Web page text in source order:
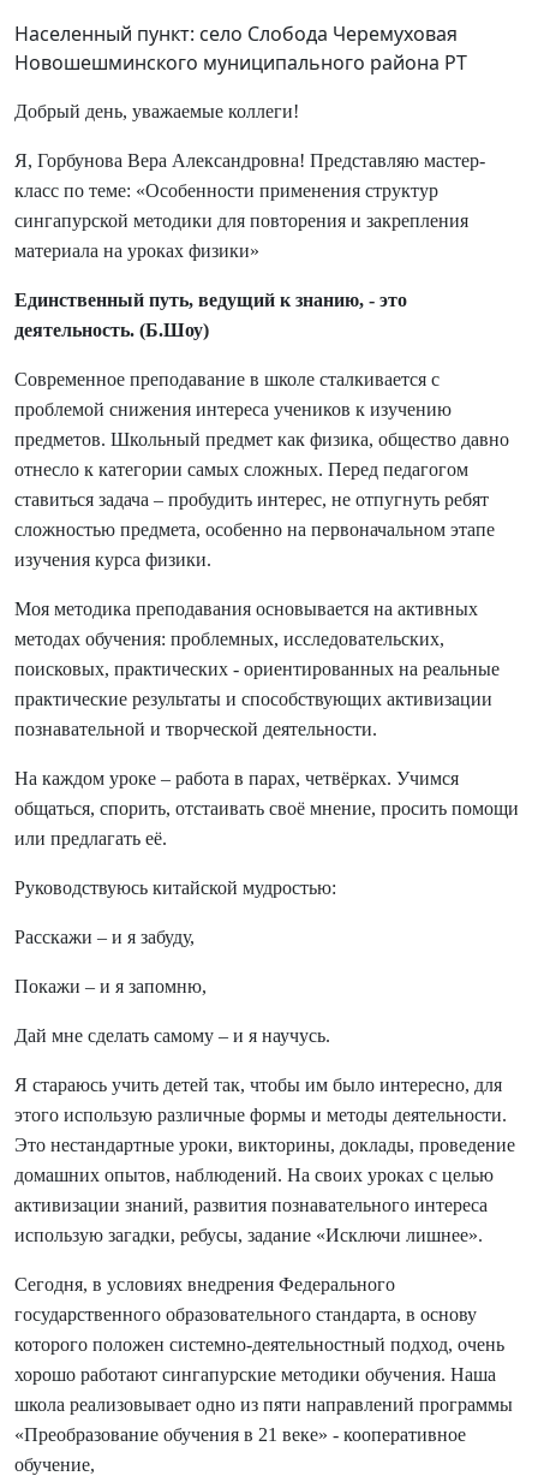
Населенный пункт: село Слобода Черемуховая
Новошешминского муниципального района РТ
Добрый день, уважаемые коллеги!
Я, Горбунова Вера Александровна! Представляю мастер-
класс по теме: «Особенности применения структур
сингапурской методики для повторения и закрепления
материала на уроках физики»
Единственный путь, ведущий к знанию, - это
деятельность. (Б.Шоу)
Современное преподавание в школе сталкивается с
проблемой снижения интереса учеников к изучению
предметов. Школьный предмет как физика, общество давно
отнесло к категории самых сложных. Перед педагогом
ставиться задача – пробудить интерес, не отпугнуть ребят
сложностью предмета, особенно на первоначальном этапе
изучения курса физики.
Моя методика преподавания основывается на активных
методах обучения: проблемных, исследовательских,
поисковых, практических - ориентированных на реальные
практические результаты и способствующих активизации
познавательной и творческой деятельности.
На каждом уроке – работа в парах, четвёрках. Учимся
общаться, спорить, отстаивать своё мнение, просить помощи
или предлагать её.
Руководствуюсь китайской мудростью:
Расскажи – и я забуду,
Покажи – и я запомню,
Дай мне сделать самому – и я научусь.
Я стараюсь учить детей так, чтобы им было интересно, для
этого использую различные формы и методы деятельности.
Это нестандартные уроки, викторины, доклады, проведение
домашних опытов, наблюдений. На своих уроках с целью
активизации знаний, развития познавательного интереса
использую загадки, ребусы, задание «Исключи лишнее».
Сегодня, в условиях внедрения Федерального
государственного образовательного стандарта, в основу
которого положен системно-деятельностный подход, очень
хорошо работают сингапурские методики обучения. Наша
школа реализовывает одно из пяти направлений программы
«Преобразование обучения в 21 веке» - кооперативное
обучение,